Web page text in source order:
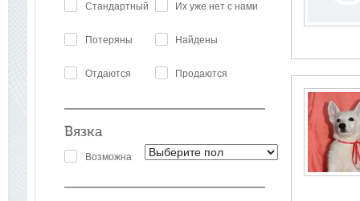
Стандартный
Потеряны
Отдаются
Их уже нет с нами
Найдены
Продаются
Вязка
Возможна